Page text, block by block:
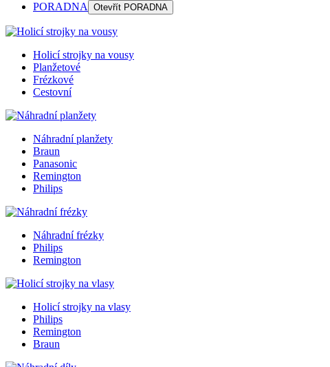
PORADNA Otevřít PORADNA
Holicí strojky na vousy
Planžetové
Frézkové
Cestovní
Náhradní planžety
Braun
Panasonic
Remington
Philips
Náhradní frézky
Philips
Remington
Holicí strojky na vlasy
Philips
Remington
Braun